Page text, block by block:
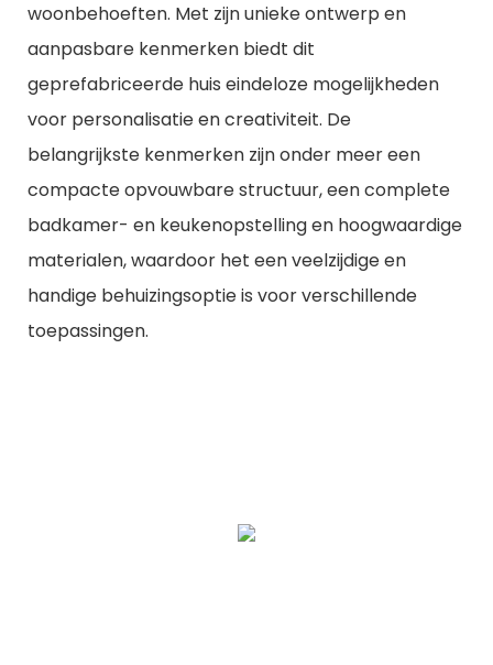
woonbehoeften. Met zijn unieke ontwerp en
aanpasbare kenmerken biedt dit
geprefabriceerde huis eindeloze mogelijkheden
voor personalisatie en creativiteit. De
belangrijkste kenmerken zijn onder meer een
compacte opvouwbare structuur, een complete
badkamer- en keukenopstelling en hoogwaardige
materialen, waardoor het een veelzijdige en
handige behuizingsoptie is voor verschillende
toepassingen.